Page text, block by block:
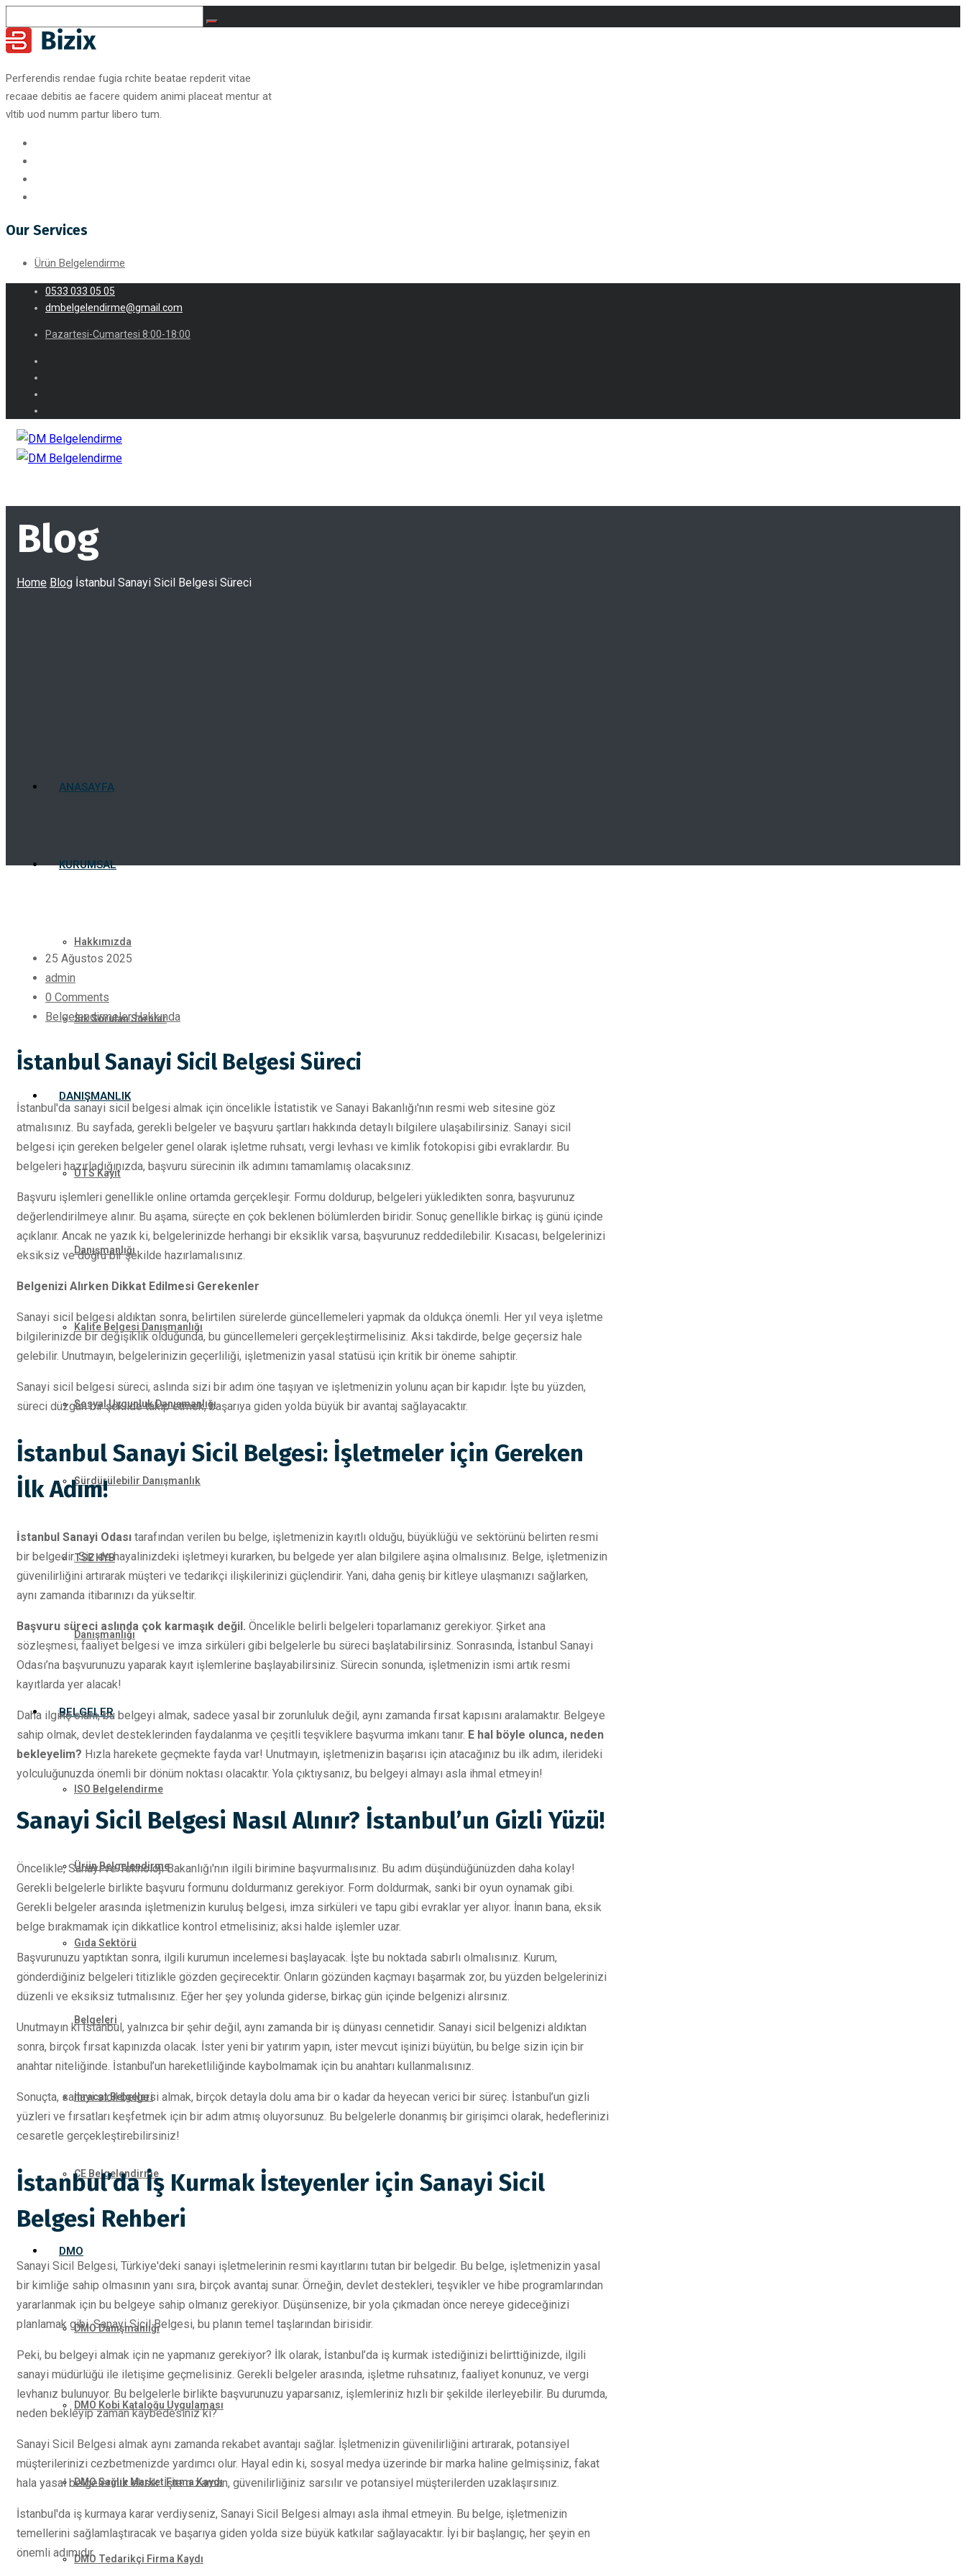
Perferendis rendae fugia rchite beatae repderit vitae
recaae debitis ae facere quidem animi placeat mentur at
vltib uod numm partur libero tum.
Our Services
Ürün Belgelendirme
0533 033 05 05
dmbelgelendirme@gmail.com
Pazartesi-Cumartesi 8:00-18:00
ANASAYFA
KURUMSAL
Hakkımızda
Sık Sorulan Sorular
DANIŞMANLIK
ÜTS Kayıt
Danışmanlığı
Kalite Belgesi Danışmanlığı
Sosyal Uygunluk Danışmanlığı
Sürdürülebilir Danışmanlık
TSE HYB
Danışmanlığı
BELGELER
ISO Belgelendirme
Ürün Belgelendirme
Gıda Sektörü
Belgeleri
İhracat Belgeleri
CE Belgelendirme
DMO
DMO Danışmanlığı
DMO Kobi Kataloğu Uygulaması
DMO Sağlık Market Firma Kaydı
DMO Tedarikçi Firma Kaydı
Blog
Home Blog İstanbul Sanayi Sicil Belgesi Süreci
25 Ağustos 2025
admin
0 Comments
Belgelendirmeler Hakkında
İstanbul Sanayi Sicil Belgesi Süreci
İstanbul'da sanayi sicil belgesi almak için öncelikle İstatistik ve Sanayi Bakanlığı'nın resmi web sitesine göz
atmalısınız. Bu sayfada, gerekli belgeler ve başvuru şartları hakkında detaylı bilgilere ulaşabilirsiniz. Sanayi sicil
belgesi için gereken belgeler genel olarak işletme ruhsatı, vergi levhası ve kimlik fotokopisi gibi evraklardır. Bu
belgeleri hazırladığınızda, başvuru sürecinin ilk adımını tamamlamış olacaksınız.
Başvuru işlemleri genellikle online ortamda gerçekleşir. Formu doldurup, belgeleri yükledikten sonra, başvurunuz
değerlendirilmeye alınır. Bu aşama, süreçte en çok beklenen bölümlerden biridir. Sonuç genellikle birkaç iş günü içinde
açıklanır. Ancak ne yazık ki, belgelerinizde herhangi bir eksiklik varsa, başvurunuz reddedilebilir. Kısacası, belgelerinizi
eksiksiz ve doğru bir şekilde hazırlamalısınız.
Belgenizi Alırken Dikkat Edilmesi Gerekenler
Sanayi sicil belgesi aldıktan sonra, belirtilen sürelerde güncellemeleri yapmak da oldukça önemli. Her yıl veya işletme
bilgilerinizde bir değişiklik olduğunda, bu güncellemeleri gerçekleştirmelisiniz. Aksi takdirde, belge geçersiz hale
gelebilir. Unutmayın, belgelerinizin geçerliliği, işletmenizin yasal statüsü için kritik bir öneme sahiptir.
Sanayi sicil belgesi süreci, aslında sizi bir adım öne taşıyan ve işletmenizin yolunu açan bir kapıdır. İşte bu yüzden,
süreci düzgün bir şekilde takip etmek, başarıya giden yolda büyük bir avantaj sağlayacaktır.
İstanbul Sanayi Sicil Belgesi: İşletmeler için Gereken
İlk Adım!
İstanbul Sanayi Odası tarafından verilen bu belge, işletmenizin kayıtlı olduğu, büyüklüğü ve sektörünü belirten resmi
bir belgedir. Siz de hayalinizdeki işletmeyi kurarken, bu belgede yer alan bilgilere aşina olmalısınız. Belge, işletmenizin
güvenilirliğini artırarak müşteri ve tedarikçi ilişkilerinizi güçlendirir. Yani, daha geniş bir kitleye ulaşmanızı sağlarken,
aynı zamanda itibarınızı da yükseltir.
Başvuru süreci aslında çok karmaşık değil. Öncelikle belirli belgeleri toparlamanız gerekiyor. Şirket ana
sözleşmesi, faaliyet belgesi ve imza sirküleri gibi belgelerle bu süreci başlatabilirsiniz. Sonrasında, İstanbul Sanayi
Odası’na başvurunuzu yaparak kayıt işlemlerine başlayabilirsiniz. Sürecin sonunda, işletmenizin ismi artık resmi
kayıtlarda yer alacak!
Daha ilginç olanı, bu belgeyi almak, sadece yasal bir zorunluluk değil, aynı zamanda fırsat kapısını aralamaktır. Belgeye
sahip olmak, devlet desteklerinden faydalanma ve çeşitli teşviklere başvurma imkanı tanır. E hal böyle olunca, neden
bekleyelim? Hızla harekete geçmekte fayda var! Unutmayın, işletmenizin başarısı için atacağınız bu ilk adım, ilerideki
yolculuğunuzda önemli bir dönüm noktası olacaktır. Yola çıktıysanız, bu belgeyi almayı asla ihmal etmeyin!
Sanayi Sicil Belgesi Nasıl Alınır? İstanbul’un Gizli Yüzü!
Öncelikle, Sanayi ve Teknoloji Bakanlığı'nın ilgili birimine başvurmalısınız. Bu adım düşündüğünüzden daha kolay!
Gerekli belgelerle birlikte başvuru formunu doldurmanız gerekiyor. Form doldurmak, sanki bir oyun oynamak gibi.
Gerekli belgeler arasında işletmenizin kuruluş belgesi, imza sirküleri ve tapu gibi evraklar yer alıyor. İnanın bana, eksik
belge bırakmamak için dikkatlice kontrol etmelisiniz; aksi halde işlemler uzar.
Başvurunuzu yaptıktan sonra, ilgili kurumun incelemesi başlayacak. İşte bu noktada sabırlı olmalısınız. Kurum,
gönderdiğiniz belgeleri titizlikle gözden geçirecektir. Onların gözünden kaçmayı başarmak zor, bu yüzden belgelerinizi
düzenli ve eksiksiz tutmalısınız. Eğer her şey yolunda giderse, birkaç gün içinde belgenizi alırsınız.
Unutmayın ki İstanbul, yalnızca bir şehir değil, aynı zamanda bir iş dünyası cennetidir. Sanayi sicil belgenizi aldıktan
sonra, birçok fırsat kapınızda olacak. İster yeni bir yatırım yapın, ister mevcut işinizi büyütün, bu belge sizin için bir
anahtar niteliğinde. İstanbul’un hareketliliğinde kaybolmamak için bu anahtarı kullanmalısınız.
Sonuçta, sanayi sicil belgesi almak, birçok detayla dolu ama bir o kadar da heyecan verici bir süreç. İstanbul’un gizli
yüzleri ve fırsatları keşfetmek için bir adım atmış oluyorsunuz. Bu belgelerle donanmış bir girişimci olarak, hedeflerinizi
cesaretle gerçekleştirebilirsiniz!
İstanbul’da İş Kurmak İsteyenler için Sanayi Sicil
Belgesi Rehberi
Sanayi Sicil Belgesi, Türkiye'deki sanayi işletmelerinin resmi kayıtlarını tutan bir belgedir. Bu belge, işletmenizin yasal
bir kimliğe sahip olmasının yanı sıra, birçok avantaj sunar. Örneğin, devlet destekleri, teşvikler ve hibe programlarından
yararlanmak için bu belgeye sahip olmanız gerekiyor. Düşünsenize, bir yola çıkmadan önce nereye gideceğinizi
planlamak gibi. Sanayi Sicil Belgesi, bu planın temel taşlarından birisidir.
Peki, bu belgeyi almak için ne yapmanız gerekiyor? İlk olarak, İstanbul’da iş kurmak istediğinizi belirttiğinizde, ilgili
sanayi müdürlüğü ile iletişime geçmelisiniz. Gerekli belgeler arasında, işletme ruhsatınız, faaliyet konunuz, ve vergi
levhanız bulunuyor. Bu belgelerle birlikte başvurunuzu yaparsanız, işlemleriniz hızlı bir şekilde ilerleyebilir. Bu durumda,
neden bekleyip zaman kaybedesiniz ki?
Sanayi Sicil Belgesi almak aynı zamanda rekabet avantajı sağlar. İşletmenizin güvenilirliğini artırarak, potansiyel
müşterilerinizi cezbetmenizde yardımcı olur. Hayal edin ki, sosyal medya üzerinde bir marka haline gelmişsiniz, fakat
hala yasal belgeleriniz eksik. İşte o zaman, güvenilirliğiniz sarsılır ve potansiyel müşterilerden uzaklaşırsınız.
İstanbul'da iş kurmaya karar verdiyseniz, Sanayi Sicil Belgesi almayı asla ihmal etmeyin. Bu belge, işletmenizin
temellerini sağlamlaştıracak ve başarıya giden yolda size büyük katkılar sağlayacaktır. İyi bir başlangıç, her şeyin en
önemli adımıdır.